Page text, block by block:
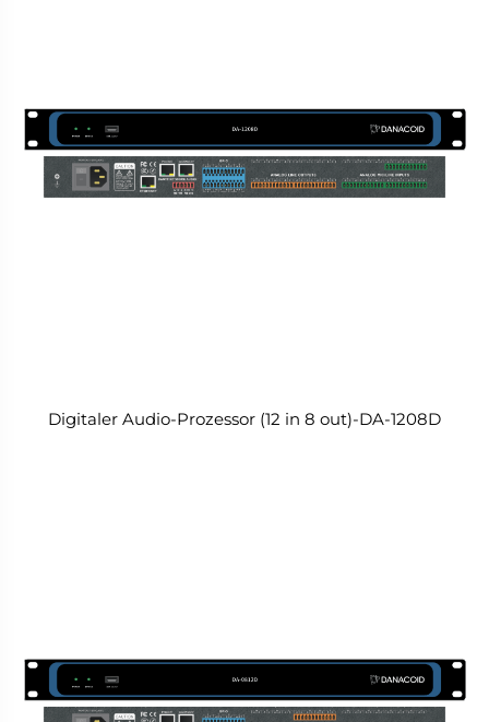
Digitaler Audio-Prozessor (12 in 8 out)-DA-1208D